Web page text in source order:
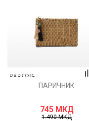
ПАРИЧНИК
745 МКД
1.490МКД